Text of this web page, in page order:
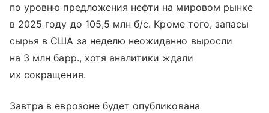
по уровню предложения нефти на мировом рынке
в 2025 году до 105,5 млн б/с. Кроме того, запасы
сырья в США за неделю неожиданно выросли
на 3 млн барр., хотя аналитики ждали
их сокращения.
Завтра в еврозоне будет опубликована